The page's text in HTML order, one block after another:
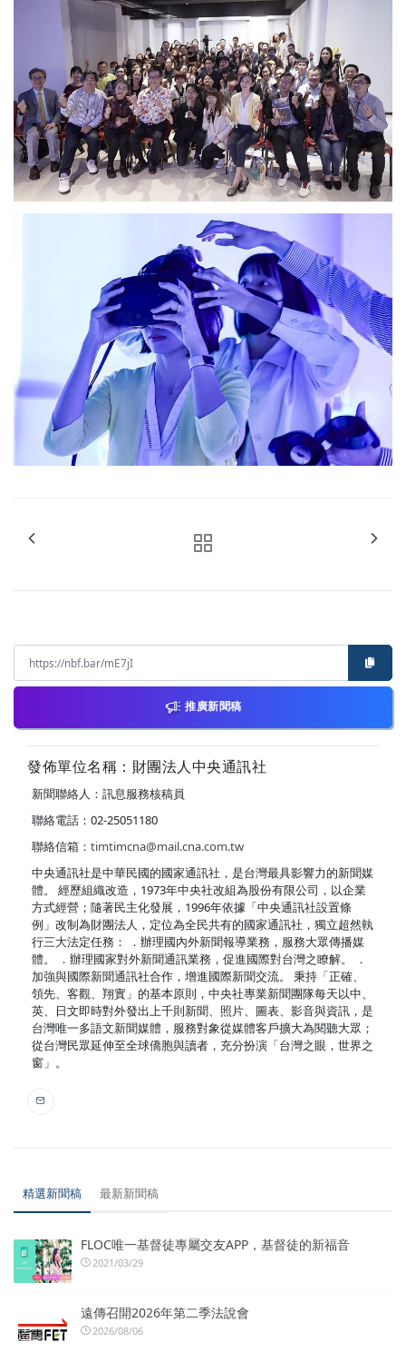
推廣新聞稿
發佈單位名稱：財團法人中央通訊社
新聞聯絡人：訊息服務核稿員
聯絡電話：02-25051180
聯絡信箱： timtimcna@mail.cna.com.tw
中央通訊社是中華民國的國家通訊社，是台灣最具影響力的新聞媒
體。 經歷組織改造，1973年中央社改組為股份有限公司，以企業
方式經營；隨著民主化發展，1996年依據「中央通訊社設置條
例」改制為財團法人，定位為全民共有的國家通訊社，獨立超然執
行三大法定任務： ．辦理國內外新聞報導業務，服務大眾傳播媒
體。 ．辦理國家對外新聞通訊業務，促進國際對台灣之瞭解。 ．
加強與國際新聞通訊社合作，增進國際新聞交流。 秉持「正確、
領先、客觀、翔實」的基本原則，中央社專業新聞團隊每天以中、
英、日文即時對外發出上千則新聞、照片、圖表、影音與資訊，是
台灣唯一多語文新聞媒體，服務對象從媒體客戶擴大為閱聽大眾；
從台灣民眾延伸至全球僑胞與讀者，充分扮演「台灣之眼，世界之
窗」。
精選新聞稿 最新新聞稿
FLOC唯一基督徒專屬交友APP，基督徒的新福音
2021/03/29
遠傳召開2026年第二季法說會
2026/08/06